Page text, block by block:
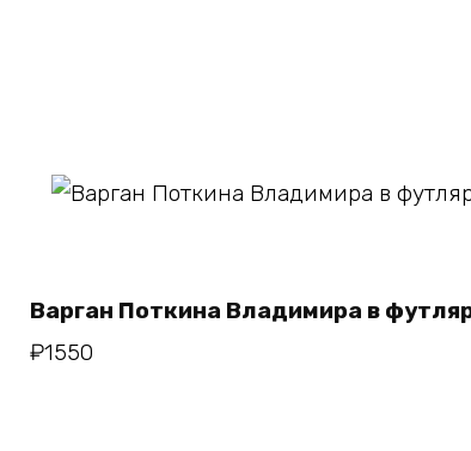
Варган Поткина Владимира в
₽1550